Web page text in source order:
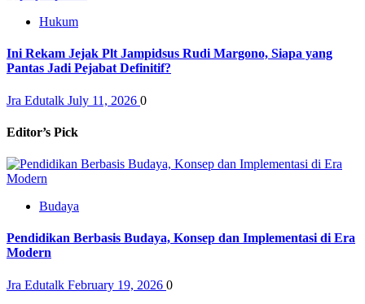
Hukum
Ini Rekam Jejak Plt Jampidsus Rudi Margono, Siapa yang
Pantas Jadi Pejabat Definitif?
Jra Edutalk July 11, 2026 0
Editor’s Pick
Budaya
Pendidikan Berbasis Budaya, Konsep dan Implementasi di Era
Modern
Jra Edutalk February 19, 2026 0